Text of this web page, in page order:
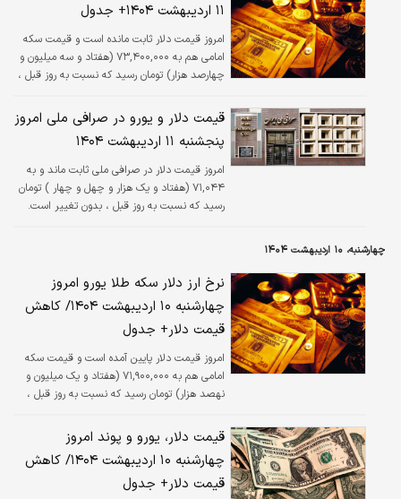
۱۱ اردیبهشت ۱۴۰۴+ جدول
امروز قیمت دلار ثابت مانده است و قیمت سکه
امامی هم به ۷۳,۴۰۰,۰۰۰ (هفتاد و سه میلیون و
چهارصد هزار) تومان رسید که نسبت به روز قبل ،
قیمت دلار و یورو در صرافی ملی امروز
پنجشنبه ۱۱ اردیبهشت ۱۴۰۴
امروز قیمت دلار در صرافی ملی ثابت ماند و به
۷۱,۰۴۴ (هفتاد و یک هزار و چهل و چهار ) تومان
رسید که نسبت به روز قبل ، بدون تغییر است.
چهارشنبه، ۱۰ اردیبهشت ۱۴۰۴
نرخ ارز دلار سکه طلا یورو امروز
چهارشنبه ۱۰ اردیبهشت ۱۴۰۴/ کاهش
قیمت دلار+ جدول
امروز قیمت دلار پایین آمده است و قیمت سکه
امامی هم به ۷۱,۹۰۰,۰۰۰ (هفتاد و یک میلیون و
نهصد هزار) تومان رسید که نسبت به روز قبل ،
قیمت دلار، یورو و پوند امروز
چهارشنبه ۱۰ اردیبهشت ۱۴۰۴/ کاهش
قیمت دلار+ جدول